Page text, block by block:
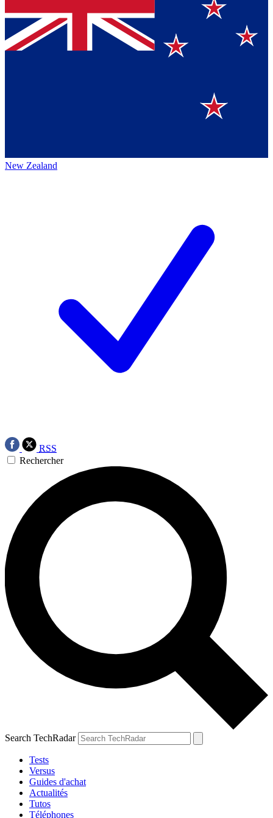
New Zealand
RSS
Rechercher
Search TechRadar
Tests
Versus
Guides d'achat
Actualités
Tutos
Téléphones